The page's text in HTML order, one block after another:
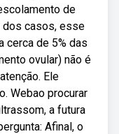
de
dos casos, esse
cerca de 5% das
ovular) não é
Ele
Webao procurar
a futura
Afinal, o